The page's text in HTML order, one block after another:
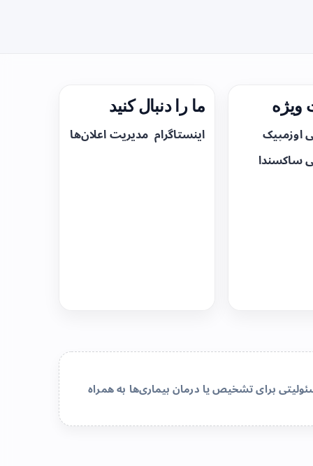
ویژه
اوزمپیک
ساکسندا
ما را دنبال کنید
اینستاگرام مدیریت اعلان‌ها
برای تشخیص یا درمان بیماری‌ها به همراه